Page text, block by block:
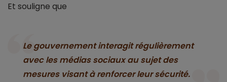
Et souligne que
Le gouvernement interagit régulièrement
avec les médias sociaux au sujet des
mesures visant à renforcer leur sécurité.